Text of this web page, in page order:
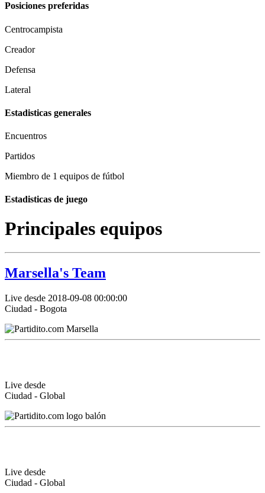
Posiciones preferidas
Centrocampista
Creador
Defensa
Lateral
Estadisticas generales
Encuentros
Partidos
Miembro de 1 equipos de fútbol
Estadisticas de juego
Principales equipos
Marsella's Team
Live desde 2018-09-08 00:00:00
Ciudad - Bogota
Live desde
Ciudad - Global
Live desde
Ciudad - Global